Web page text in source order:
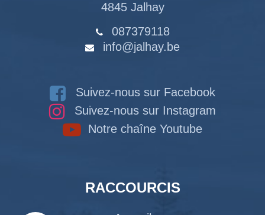
4845 Jalhay
087379118
info@jalhay.be
Suivez-nous sur Facebook
Suivez-nous sur Instagram
Notre chaîne Youtube
RACCOURCIS